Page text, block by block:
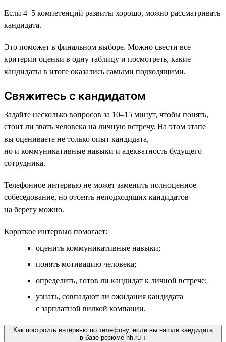
Если 4–5 компетенций развиты хорошо, можно рассматривать
кандидата.
Это поможет в финальном выборе. Можно свести все
критерии оценки в одну таблицу и посмотреть, какие
кандидаты в итоге оказались самыми подходящими.
Свяжитесь с кандидатом
Задайте несколько вопросов за 10–15 минут, чтобы понять,
стоит ли звать человека на личную встречу. На этом этапе
вы оцениваете не только опыт кандидата,
но и коммуникативные навыки и адекватность будущего
сотрудника.
Телефонное интервью не может заменить полноценное
собеседование, но отсеять неподходящих кандидатов
на берегу можно.
Короткое интервью помогает:
оценить коммуникативные навыки;
понять мотивацию человека;
определить, готов ли кандидат к личной встрече;
узнать, совпадают ли ожидания кандидата
с зарплатной вилкой компании.
Как построить интервью по телефону, если вы нашли кандидата
в базе резюме hh.ru ↓